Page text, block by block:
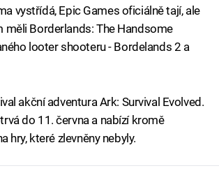
vystřídá, Epic Games oficiálně tají, ale
Borderlands: The Handsome
looter shooteru - Bordelands 2 a
akční adventura Ark: Survival Evolved.
do 11. června a nabízí kromě
hry, které zlevněny nebyly.